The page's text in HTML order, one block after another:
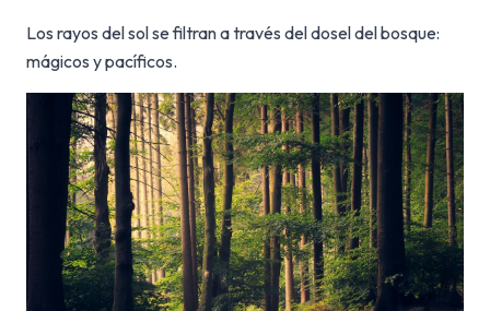
Los rayos del sol se filtran a través del dosel del bosque:
mágicos y pacíficos.